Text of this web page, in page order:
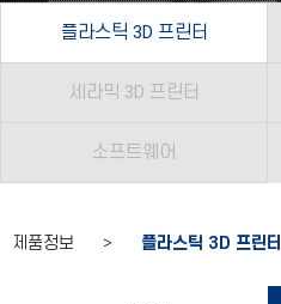
플라스틱 3D 프린터
세라믹 3D 프린터
소프트웨어
제품정보 > 플라스틱 3D 프린터